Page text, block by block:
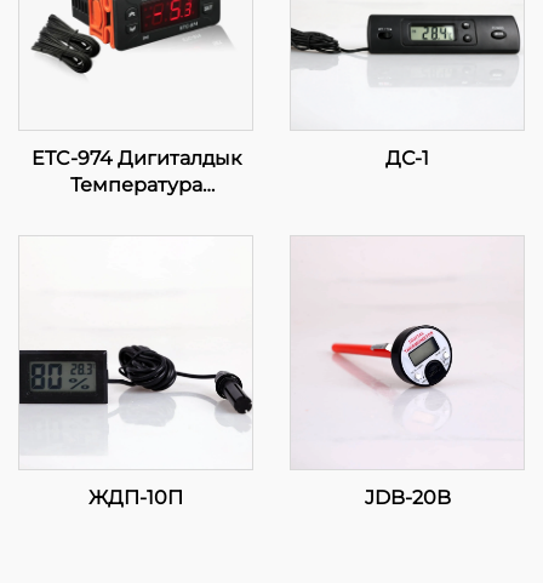
ETC-974 Дигиталдык
Температура
Саноаттык Учураактар
ДС-1
ЖДП-10П JDB-20B